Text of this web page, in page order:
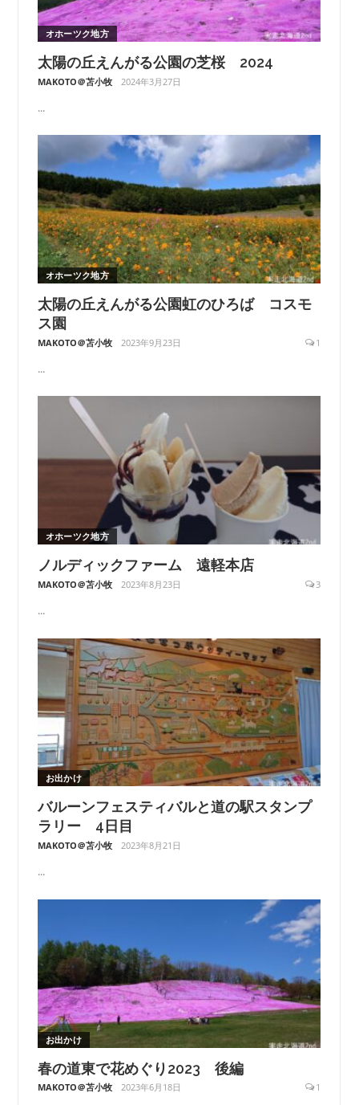
オホーツク地方
太陽の丘えんがる公園の芝桜 2024
MAKOTO＠苫小牧 2024年3月27日
...
オホーツク地方
太陽の丘えんがる公園虹のひろば コスモ
ス園
MAKOTO＠苫小牧 2023年9月23日 1
...
オホーツク地方
ノルディックファーム 遠軽本店
MAKOTO＠苫小牧 2023年8月23日 3
...
お出かけ
バルーンフェスティバルと道の駅スタンプ
ラリー 4日目
MAKOTO＠苫小牧 2023年8月21日
...
お出かけ
春の道東で花めぐり2023 後編
MAKOTO＠苫小牧 2023年6月18日 1